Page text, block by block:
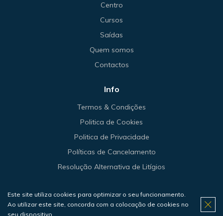
Centro
Cursos
Saídas
Quem somos
Contactos
Info
Termos & Condições
Politica de Cookies
Politica de Privacidade
Políticas de Cancelamento
Resolução Alternativa de Litígios
© 2026 Haliotis.
Este site utiliza cookies para optimizar o seu funcionamento.
Ao utilizar este site, concorda com a colocação de cookies no
seu dispositivo.